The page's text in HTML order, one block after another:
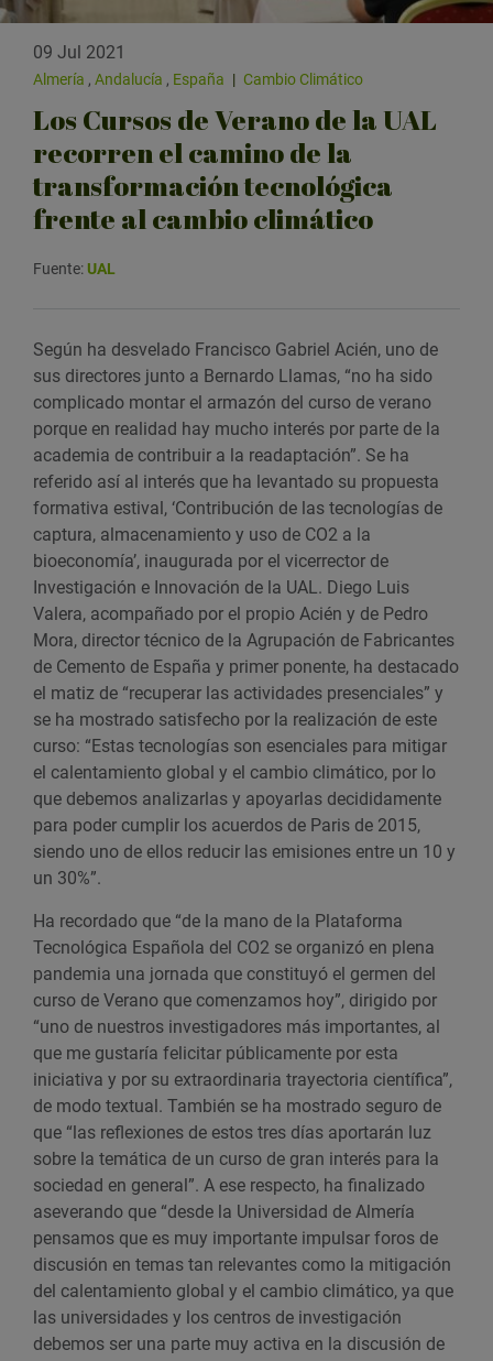
09 Jul 2021
Almería , Andalucía , España | Cambio Climático
Los Cursos de Verano de la UAL
recorren el camino de la
transformación tecnológica
frente al cambio climático
Fuente:UAL
Según ha desvelado Francisco Gabriel Acién, uno de
sus directores junto a Bernardo Llamas, “no ha sido
complicado montar el armazón del curso de verano
porque en realidad hay mucho interés por parte de la
academia de contribuir a la readaptación”. Se ha
referido así al interés que ha levantado su propuesta
formativa estival, ‘Contribución de las tecnologías de
captura, almacenamiento y uso de CO2 a la
bioeconomía’, inaugurada por el vicerrector de
Investigación e Innovación de la UAL. Diego Luis
Valera, acompañado por el propio Acién y de Pedro
Mora, director técnico de la Agrupación de Fabricantes
de Cemento de España y primer ponente, ha destacado
el matiz de “recuperar las actividades presenciales” y
se ha mostrado satisfecho por la realización de este
curso: “Estas tecnologías son esenciales para mitigar
el calentamiento global y el cambio climático, por lo
que debemos analizarlas y apoyarlas decididamente
para poder cumplir los acuerdos de Paris de 2015,
siendo uno de ellos reducir las emisiones entre un 10 y
un 30%”.
Ha recordado que “de la mano de la Plataforma
Tecnológica Española del CO2 se organizó en plena
pandemia una jornada que constituyó el germen del
curso de Verano que comenzamos hoy”, dirigido por
“uno de nuestros investigadores más importantes, al
que me gustaría felicitar públicamente por esta
iniciativa y por su extraordinaria trayectoria científica”,
de modo textual. También se ha mostrado seguro de
que “las reflexiones de estos tres días aportarán luz
sobre la temática de un curso de gran interés para la
sociedad en general”. A ese respecto, ha finalizado
aseverando que “desde la Universidad de Almería
pensamos que es muy importante impulsar foros de
discusión en temas tan relevantes como la mitigación
del calentamiento global y el cambio climático, ya que
las universidades y los centros de investigación
debemos ser una parte muy activa en la discusión de